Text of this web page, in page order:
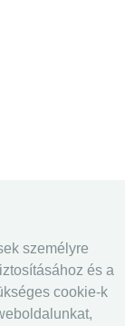
személyre
és a
cookie-k